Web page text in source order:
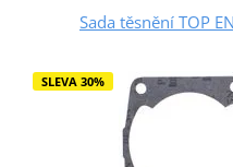
Sada těsnění TOP
SLEVA 30%